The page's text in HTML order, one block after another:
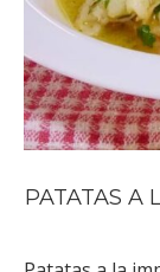
PATATAS A